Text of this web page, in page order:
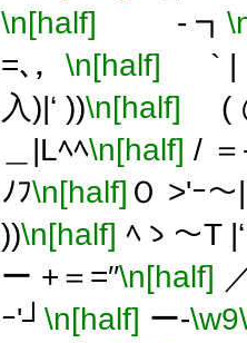
\n[half] - ┓
=､， \n[half] ` |
入)|‘ ))\n[half] (
＿|Lﾍﾍ\n[half] /
ﾉﾌ\n[half] Ｏ >'ｰ
))\n[half] ﾍゝ～T
ー +＝=′′\n[half]
ｰ'┘ \n[half] ー-\w9